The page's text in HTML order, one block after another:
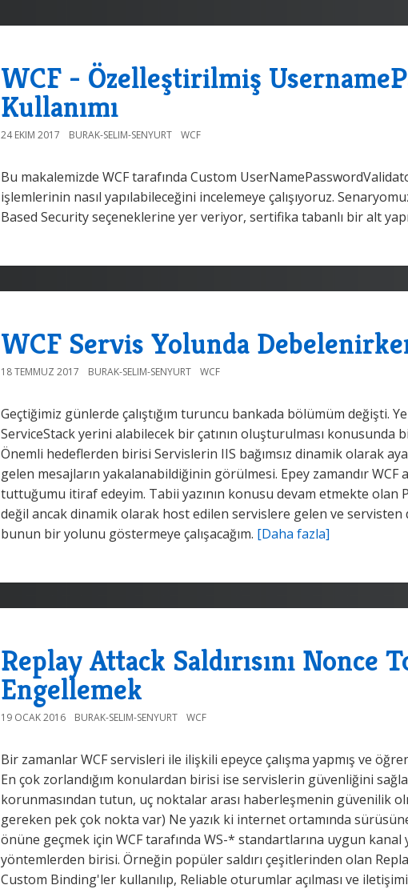
WCF - Özelleştirilmiş
Kullanımı
24 EKIM 2017 BURAK-SELIM-SENYURT WCF
Bu makalemizde WCF tarafında Custom
işlemlerinin nasıl yapılabileceğini incelemeye çalışıyoruz.
Based Security seçeneklerine yer veriyor, sertifika tabanlı bir alt
WCF Servis Yolunda
18 TEMMUZ 2017 BURAK-SELIM-SENYURT WCF
Geçtiğimiz günlerde çalıştığım turuncu bankada bölümüm değişti.
ServiceStack yerini alabilecek bir çatının oluşturulması konusunda bir
Önemli hedeflerden birisi Servislerin IIS bağımsız dinamik olarak
gelen mesajların yakalanabildiğinin görülmesi. Epey zamandır WCF
tuttuğumu itiraf edeyim. Tabii yazının konusu devam etmekte olan
değil ancak dinamik olarak host edilen servislere gelen ve servisten
bunun bir yolunu göstermeye çalışacağım. [Daha fazla]
Replay Attack Saldırısını Nonce
Engellemek
19 OCAK 2016 BURAK-SELIM-SENYURT WCF
Bir zamanlar WCF servisleri ile ilişkili epeyce çalışma yapmış ve
En çok zorlandığım konulardan birisi ise servislerin güvenliğini
korunmasından tutun, uç noktalar arası haberleşmenin güvenilik
gereken pek çok nokta var) Ne yazık ki internet ortamında
önüne geçmek için WCF tarafında WS-* standartlarına uygun kanal
yöntemlerden birisi. Örneğin popüler saldırı çeşitlerinden olan
Custom Binding'ler kullanılıp, Reliable oturumlar açılması ve